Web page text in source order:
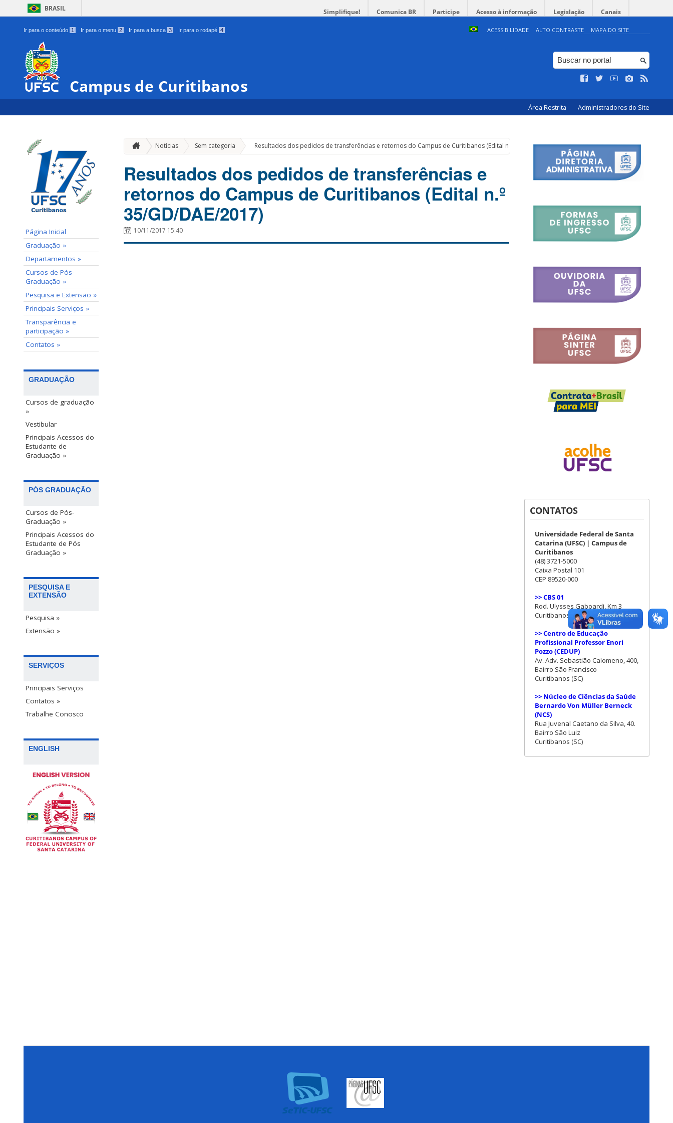
BRASIL Simplifique! Comunica BR Participe Acesso à informação Legislação Canais
Ir para o conteúdo 1 Ir para o menu 2 Ir para a busca 3 Ir para o rodapé 4 ACESSIBILIDADE ALTO CONTRASTE MAPA DO SITE
Campus de Curitibanos
Área Restrita Administradores do Site
Página Inicial
Graduação »
Departamentos »
Cursos de Pós-
Graduação »
Pesquisa e Extensão »
Principais Serviços »
Transparência e
participação »
Contatos »
GRADUAÇÃO
Cursos de graduação
»
Vestibular
Principais Acessos do
Estudante de
Graduação »
PÓS GRADUAÇÃO
Cursos de Pós-
Graduação »
Principais Acessos do
Estudante de Pós
Graduação »
PESQUISA E
EXTENSÃO
Pesquisa »
Extensão »
SERVIÇOS
Principais Serviços
Contatos »
Trabalhe Conosco
ENGLISH
Notícias Sem categoria » Resultados dos pedidos de transferências e retornos do Campus de Curitibanos (Edital n.º 35/GD/DAE/2017)
Resultados dos pedidos de transferências e
retornos do Campus de Curitibanos (Edital n.º
35/GD/DAE/2017)
10/11/2017 15:40
CONTATOS
Universidade Federal de Santa
Catarina (UFSC) | Campus de
Curitibanos
(48) 3721-5000
Caixa Postal 101
CEP 89520-000
>> CBS 01
Rod. Ulysses Gaboardi, Km 3
Curitibanos (SC)
>> Centro de Educação
Profissional Professor Enori
Pozzo (CEDUP)
Av. Adv. Sebastião Calomeno, 400,
Bairro São Francisco
Curitibanos (SC)
>> Núcleo de Ciências da Saúde
Bernardo Von Müller Berneck
(NCS)
Rua Juvenal Caetano da Silva, 40.
Bairro São Luiz
Curitibanos (SC)